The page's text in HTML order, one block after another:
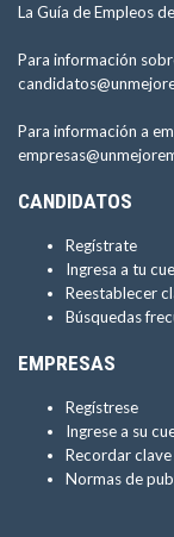
La Guía de Empleos
Para información
Para información a
CANDIDATOS
Regístrate
Ingresa a tu
Reestablecer
Búsquedas
EMPRESAS
Regístrese
Ingrese a su
Recordar clave
Normas de